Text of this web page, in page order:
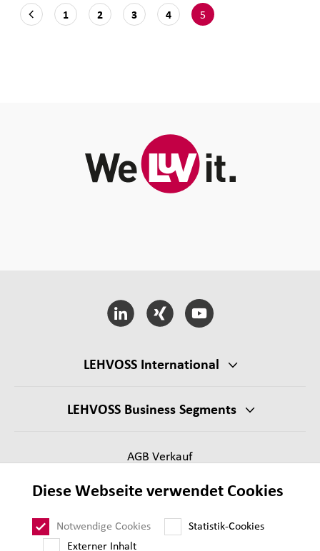
1 2 3 4 5
LEHVOSS International
LEHVOSS Business Segments
AGB Verkauf
Impressum
Datenschutz
Diese Webseite verwendet Cookies
Notwendige Cookies
Statistik-Cookies
Externer Inhalt